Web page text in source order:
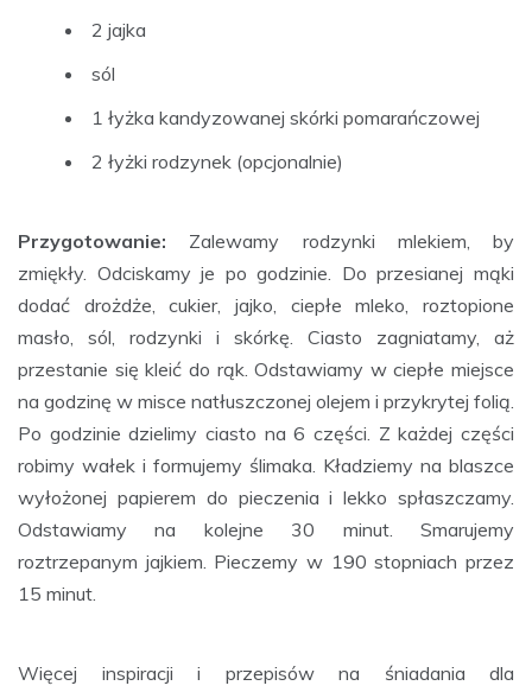
2 jajka
sól
1 łyżka kandyzowanej skórki pomarańczowej
2 łyżki rodzynek (opcjonalnie)
Przygotowanie: Zalewamy rodzynki mlekiem, by
zmiękły. Odciskamy je po godzinie. Do przesianej mąki
dodać drożdże, cukier, jajko, ciepłe mleko, roztopione
masło, sól, rodzynki i skórkę. Ciasto zagniatamy, aż
przestanie się kleić do rąk. Odstawiamy w ciepłe miejsce
na godzinę w misce natłuszczonej olejem i przykrytej folią.
Po godzinie dzielimy ciasto na 6 części. Z każdej części
robimy wałek i formujemy ślimaka. Kładziemy na blaszce
wyłożonej papierem do pieczenia i lekko spłaszczamy.
Odstawiamy na kolejne 30 minut. Smarujemy
roztrzepanym jajkiem. Pieczemy w 190 stopniach przez
15 minut.
Więcej inspiracji i przepisów na śniadania dla